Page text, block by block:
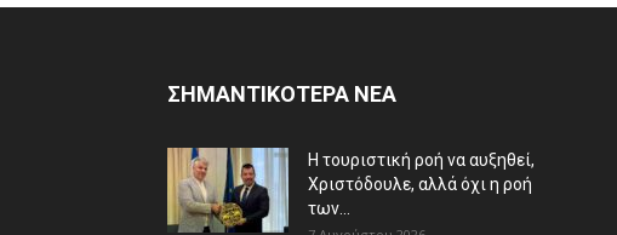
ΣΗΜΑΝΤΙΚΟΤΕΡΑ ΝΕΑ
Η τουριστική ροή να αυξηθεί,
Χριστόδουλε, αλλά όχι η ροή
των...